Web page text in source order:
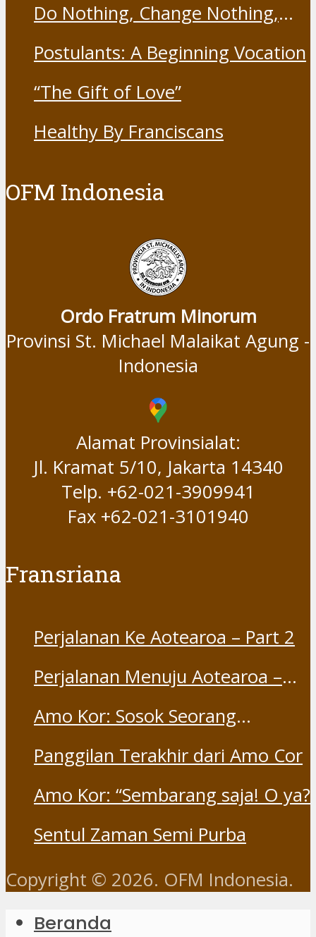
Do Nothing, Change Nothing,
Postulants: A Beginning Vocation
“The Gift of Love”
Healthy By Franciscans
OFM Indonesia
Ordo Fratrum Minorum
Provinsi St. Michael Malaikat Agung -
Indonesia
Alamat Provinsialat:
Jl. Kramat 5/10, Jakarta 14340
Telp. +62-021-3909941
Fax +62-021-3101940
Fransriana
Perjalanan Ke Aotearoa – Part 2
Perjalanan Menuju Aotearoa –
Amo Kor: Sosok Seorang
Otentik
Panggilan Terakhir dari Amo Cor
Amo Kor: “Sembarang saja! O ya?
Sentul Zaman Semi Purba
Copyright © 2026. OFM Indonesia.
Beranda